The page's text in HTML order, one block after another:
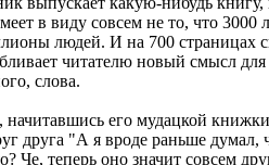
в виду совсем не то, что 3000
людей. И на 700 страницах
читателю новый смысл для
слова.
его мудацкой
друга "А я вроде раньше думал,
Че, теперь оно значит совсем